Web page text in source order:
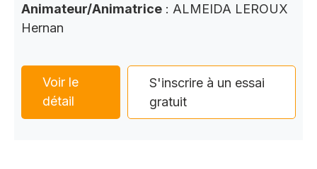
Animateur/Animatrice : ALMEIDA LEROUX
Hernan
Voir le
détail
S'inscrire à un essai
gratuit